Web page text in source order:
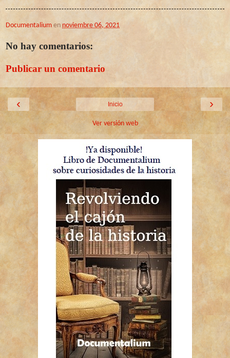
Documentalium en noviembre 06, 2021
No hay comentarios:
Publicar un comentario
‹ ›
Inicio
Ver versión web